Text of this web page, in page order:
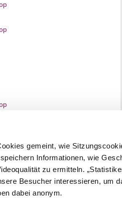
gemeint, wie
Informationen, wie
zu ermitteln.
Besucher interessieren, um
dabei anonym.